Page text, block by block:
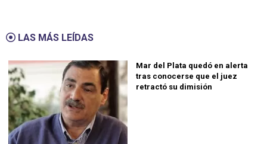
LAS MÁS LEÍDAS
Mar del Plata quedó en alerta
tras conocerse que el juez
retractó su dimisión